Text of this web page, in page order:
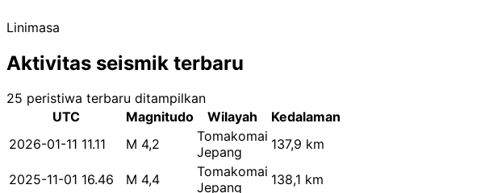
Linimasa
Aktivitas seismik terbaru
25 peristiwa terbaru ditampilkan
UTC
Magnitudo Wilayah
Kedalaman
2026-01-11 11.11
M 4,2
Tomakomai
Jepang
137,9 km
2025-11-01 16.46 M 4,4
Tomakomai
Jepang
138,1 km